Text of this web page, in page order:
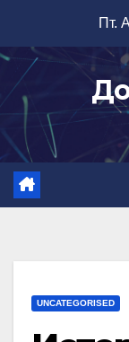
содержимому
Пт.
UNCATEGORISED